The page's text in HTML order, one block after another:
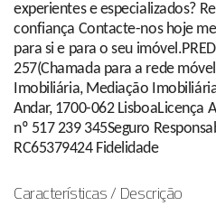
experientes e especializados?
confiança Contacte-nos hoje
para si e para o seu
257(Chamada para a rede
Imobiliária, Mediação
Andar, 1700-062 LisboaLicença
nº 517 239 345Seguro
RC65379424 Fidelidade
Características / Descrição